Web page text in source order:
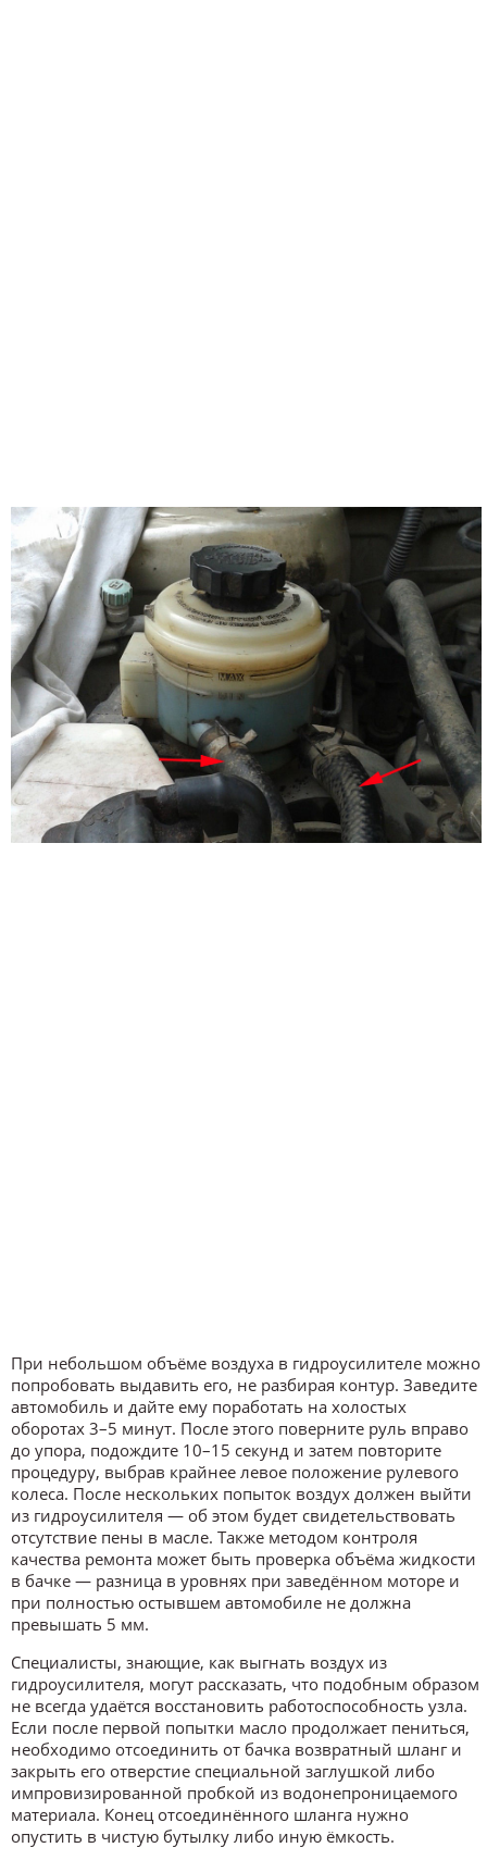
При небольшом объёме воздуха в гидроусилителе можно
попробовать выдавить его, не разбирая контур. Заведите
автомобиль и дайте ему поработать на холостых
оборотах 3–5 минут. После этого поверните руль вправо
до упора, подождите 10–15 секунд и затем повторите
процедуру, выбрав крайнее левое положение рулевого
колеса. После нескольких попыток воздух должен выйти
из гидроусилителя — об этом будет свидетельствовать
отсутствие пены в масле. Также методом контроля
качества ремонта может быть проверка объёма жидкости
в бачке — разница в уровнях при заведённом моторе и
при полностью остывшем автомобиле не должна
превышать 5 мм.
Специалисты, знающие, как выгнать воздух из
гидроусилителя, могут рассказать, что подобным образом
не всегда удаётся восстановить работоспособность узла.
Если после первой попытки масло продолжает пениться,
необходимо отсоединить от бачка возвратный шланг и
закрыть его отверстие специальной заглушкой либо
импровизированной пробкой из водонепроницаемого
материала. Конец отсоединённого шланга нужно
опустить в чистую бутылку либо иную ёмкость.